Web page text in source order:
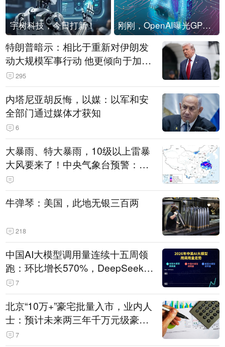
宇树科技，今日打新！ 刚刚，OpenAI曝光GPT-6！传10万亿参数，8月强行发布
特朗普暗示：相比于重新对伊朗发
动大规模军事行动 他更倾向于加大
经济施压
295
内塔尼亚胡反悔，以媒：以军和安
全部门通过媒体才获知
6
大暴雨、特大暴雨，10级以上雷暴
大风要来了！中央气象台预警：今
天到明天，浙江、安徽有特大暴雨
牛弹琴：美国，此地无银三百两
218
中国AI大模型调用量连续十五周领
跑：环比增长570%，DeepSeek-V
4-Flash正式版登顶！MiniMax M
3、阶跃星辰Step 3.7 Flash跌出榜
单
7
北京“10万+”豪宅批量入市，业内人
士：预计未来两三年千万元级豪宅
潜在供应达万套！谁在买单？
7